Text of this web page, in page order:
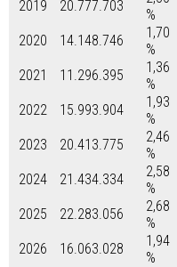
2019
20.777.703
%
2020
14.148.746
1,70
%
2021
11.296.395
1,36
%
2022
15.993.904
1,93
%
2023
20.413.775
2,46
%
2024
21.434.334
2,58
%
2025
22.283.056
2,68
%
2026
16.063.028
1,94
%